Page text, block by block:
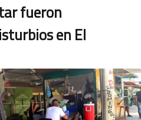
fueron
en El